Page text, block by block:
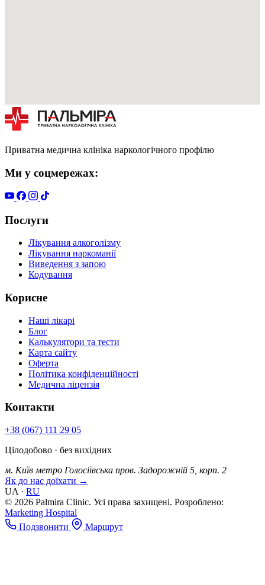
Приватна медична клініка наркологічного профілю
Ми у соцмережах:
Послуги
Лікування алкоголізму
Лікування наркоманії
Виведення з запою
Кодування
Корисне
Наші лікарі
Блог
Калькулятори та тести
Карта сайту
Оферта
Політика конфіденційності
Медична ліцензія
Контакти
+38 (067) 111 29 05
Цілодобово · без вихідних
м. Київ метро Голосіївська пров. Задорожній 5, корп. 2
Як до нас доїхати →
UA · RU
© 2026 Palmira Clinic. Усі права захищені. Розроблено:
Marketing Hospital
Подзвонити
Маршрут